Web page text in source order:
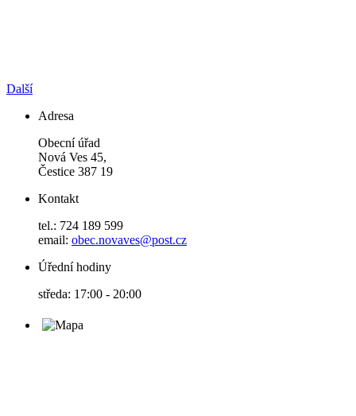
Další
Adresa
Obecní úřad
Nová Ves 45,
Čestice 387 19
Kontakt
tel.: 724 189 599
email: obec.novaves@post.cz
Úřední hodiny
středa: 17:00 - 20:00